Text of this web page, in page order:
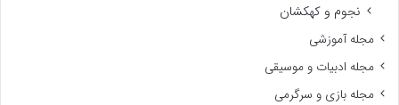
نجوم و کهکشان
مجله آموزشی
مجله ادبیات و موسیقی
مجله بازی و سرگرمی